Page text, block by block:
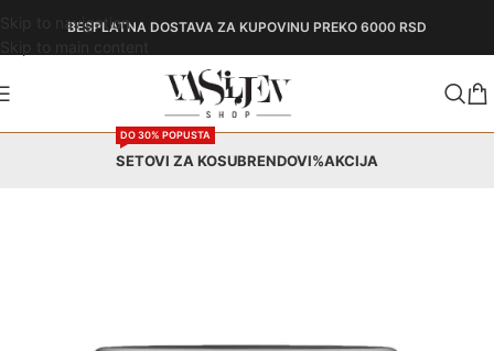
Skip to navigationBESPLATNA DOSTAVA ZA KUPOVINU PREKO 6000 RSD
SETOVI ZA KOSU
DO 30% POPUSTA
BRENDOVI%AKCIJA